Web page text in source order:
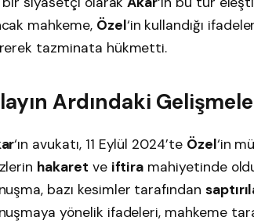
mahkeme, Özel‘in kullandığı
tazminata hükmetti.
Ardındaki
‘ın avukatı, 11 Eylül 2024’te Özel‘in
hakaret ve iftira mahiyetinde
bazı kesimler tarafından
yönelik ifadeleri, mahkeme